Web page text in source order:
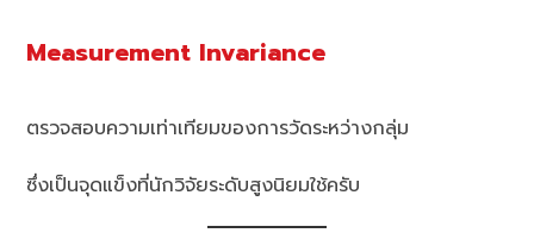
Measurement Invariance
ตรวจสอบความเท่าเทียมของการวัดระหว่างกลุ่ม
ซึ่งเป็นจุดแข็งที่นักวิจัยระดับสูงนิยมใช้ครับ